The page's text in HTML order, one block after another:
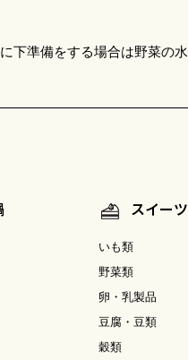
下準備をする場合は野菜の水
スイーツ
いも類
野菜類
卵・乳製品
豆腐・豆類
穀類